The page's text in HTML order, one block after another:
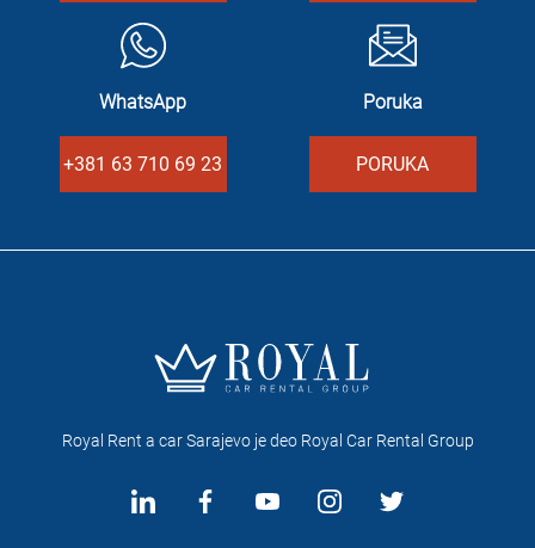
WhatsApp
+381 63 710 69 23
Poruka
PORUKA
Royal Rent a car Sarajevo je deo Royal Car Rental Group